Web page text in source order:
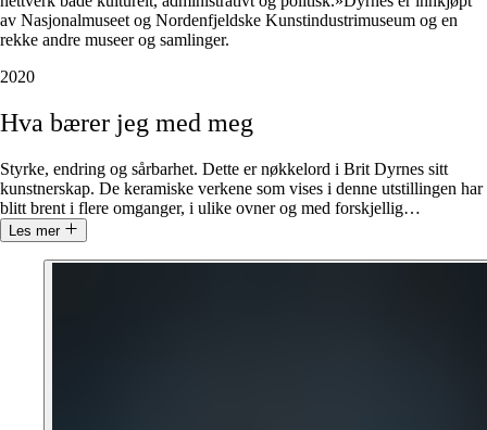
av Nasjonalmuseet og Nordenfjeldske Kunstindustrimuseum og en
rekke andre museer og samlinger.
2020
Hva bærer jeg med meg
Styrke, endring og sårbarhet. Dette er nøkkelord i Brit Dyrnes sitt
kunstnerskap. De keramiske verkene som vises i denne utstillingen har
blitt brent i flere omganger, i ulike ovner og med forskjellig…
Les mer